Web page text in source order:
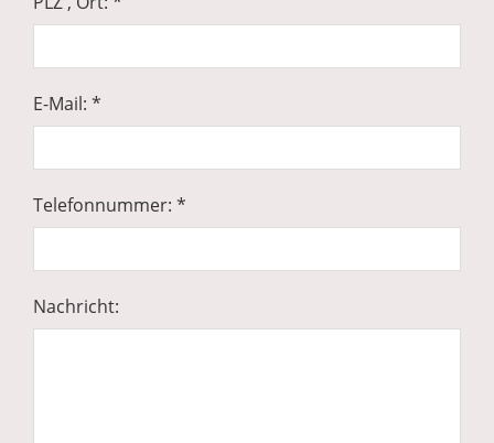
E-Mail: *
Telefonnummer: *
Nachricht: